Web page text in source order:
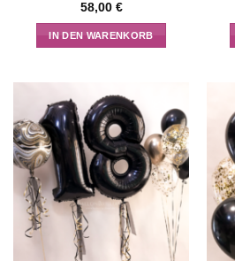
58,00 €
IN DEN WARENKORB